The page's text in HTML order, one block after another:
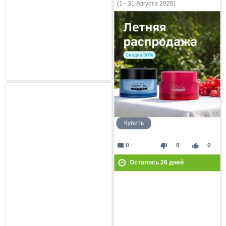
(1 - 31 Августа 2026)
Купить
thumb_down 0 thumb_up 0
mode_comment 0
Осталось 26дней